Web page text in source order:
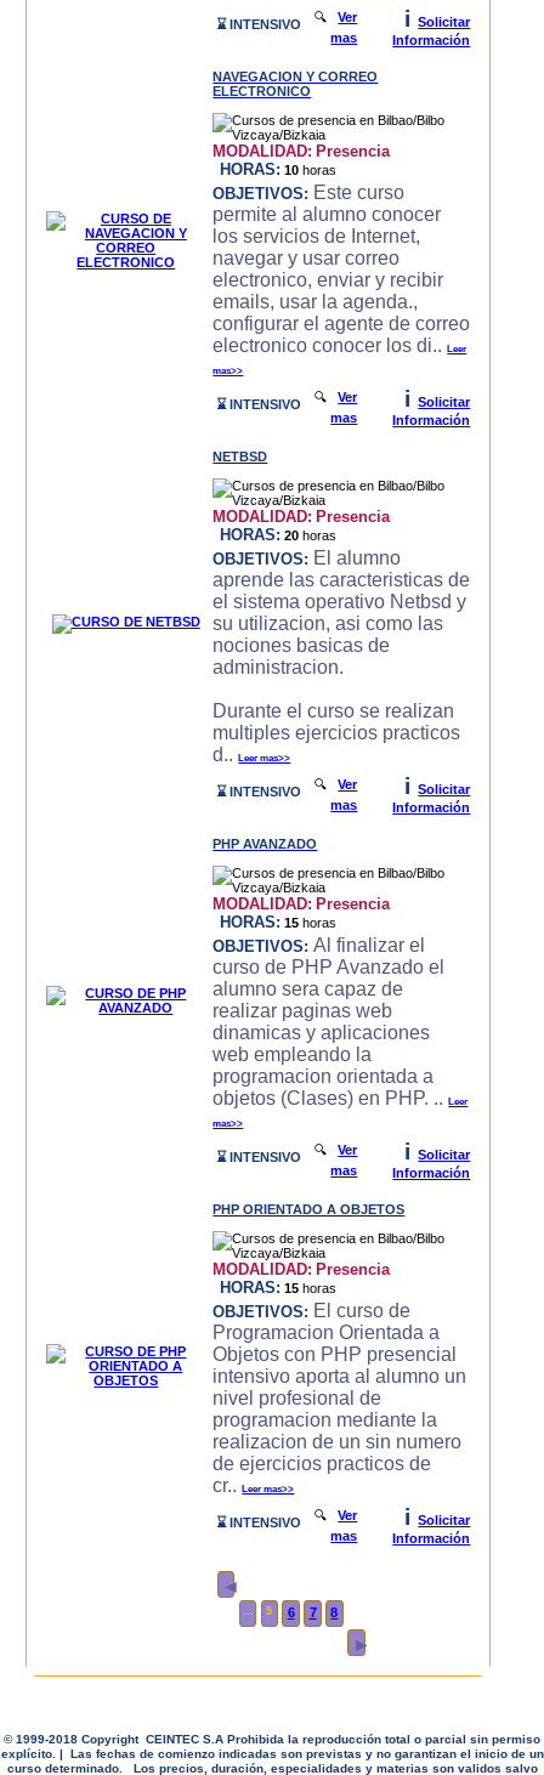
⌛ INTENSIVO 🔍Ver
mas
i
Solicitar
Información
NAVEGACION Y CORREO
ELECTRONICO
MODALIDAD: Presencia
HORAS: 10 horas
OBJETIVOS: Este curso
permite al alumno conocer
los servicios de Internet,
navegar y usar correo
electronico, enviar y recibir
emails, usar la agenda.,
configurar el agente de correo
electronico conocer los di..Leer
mas>>
⌛ INTENSIVO 🔍Ver
mas
i
Solicitar
Información
NETBSD
MODALIDAD: Presencia
HORAS: 20 horas
OBJETIVOS: El alumno
aprende las caracteristicas de
el sistema operativo Netbsd y
su utilizacion, asi como las
nociones basicas de
administracion.
Durante el curso se realizan
multiples ejercicios practicos
d..Leer mas>>
⌛ INTENSIVO 🔍Ver
mas
i
Solicitar
Información
PHP AVANZADO
MODALIDAD: Presencia
HORAS: 15 horas
OBJETIVOS: Al finalizar el
curso de PHP Avanzado el
alumno sera capaz de
realizar paginas web
dinamicas y aplicaciones
web empleando la
programacion orientada a
objetos (Clases) en PHP. ..Leer
mas>>
⌛ INTENSIVO 🔍Ver
mas
i
Solicitar
Información
PHP ORIENTADO A OBJETOS
MODALIDAD: Presencia
HORAS: 15 horas
OBJETIVOS: El curso de
Programacion Orientada a
Objetos con PHP presencial
intensivo aporta al alumno un
nivel profesional de
programacion mediante la
realizacion de un sin numero
de ejercicios practicos de
cr..Leer mas>>
⌛ INTENSIVO 🔍Ver
mas
i
Solicitar
Información
◄
5 6 7 8
►
© 1999-2018 Copyright CEINTEC S.A Prohibida la reproducción total o parcial sin permiso
explícito. | Las fechas de comienzo indicadas son previstas y no garantizan el inicio de un
curso determinado. Los precios, duración, especialidades y materias son validos salvo